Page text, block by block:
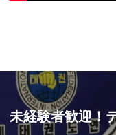
未経験者歓迎！